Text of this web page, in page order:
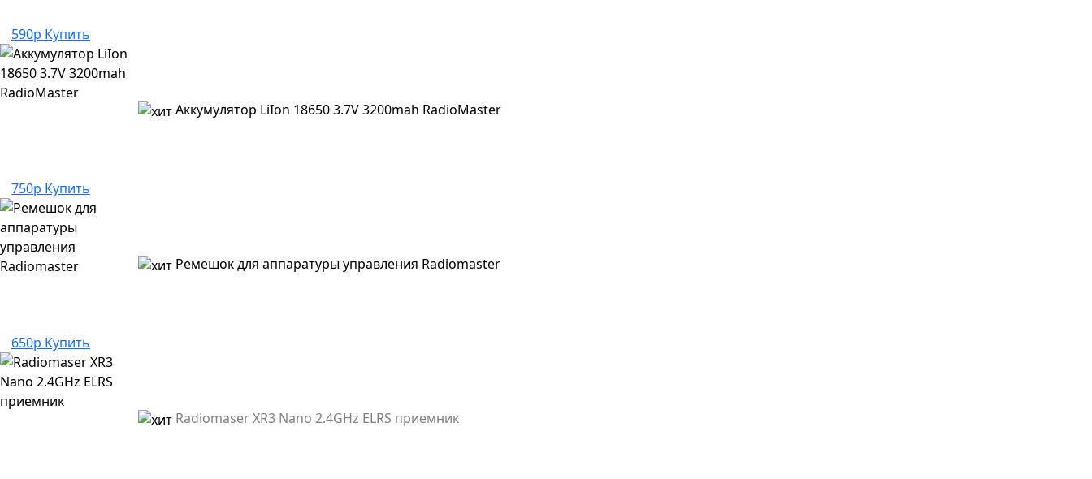
590р Купить
Аккумулятор LiIon 18650 3.7V 3200mah RadioMaster
750р Купить
Ремешок для аппаратуры управления Radiomaster
650р Купить
Radiomaser XR3 Nano 2.4GHz ELRS приемник